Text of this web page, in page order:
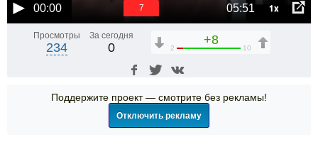
00:00 05:51 1x
6
Просмотры
234
За сегодня
0
+8
2 10
Поддержите проект — смотрите без рекламы!
Отключить рекламу